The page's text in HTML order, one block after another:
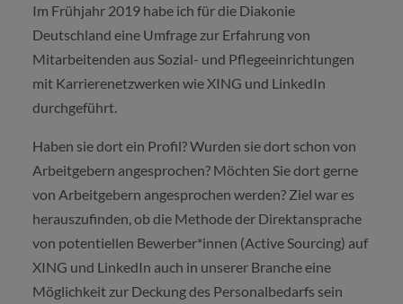
Im Frühjahr 2019 habe ich für die Diakonie
Deutschland eine Umfrage zur Erfahrung von
Mitarbeitenden aus Sozial- und Pflegeeinrichtungen
mit Karrierenetzwerken wie XING und LinkedIn
durchgeführt.
Haben sie dort ein Profil? Wurden sie dort schon von
Arbeitgebern angesprochen? Möchten Sie dort gerne
von Arbeitgebern angesprochen werden? Ziel war es
herauszufinden, ob die Methode der Direktansprache
von potentiellen Bewerber*innen (Active Sourcing) auf
XING und LinkedIn auch in unserer Branche eine
Möglichkeit zur Deckung des Personalbedarfs sein